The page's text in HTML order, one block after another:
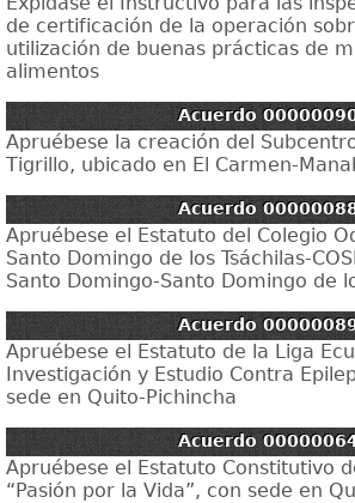
de certificación de la operación
utilización de buenas prácticas de
alimentos
Acuerdo
Apruébese la creación del
Tigrillo, ubicado en El Carmen-
Acuerdo
Apruébese el Estatuto del Colegio
Santo Domingo de los Tsáchilas-
Santo Domingo-Santo Domingo de
Acuerdo
Apruébese el Estatuto de la Liga
Investigación y Estudio Contra
sede en Quito-Pichincha
Acuerdo
Apruébese el Estatuto Constitutivo
“Pasión por la Vida”, con sede en